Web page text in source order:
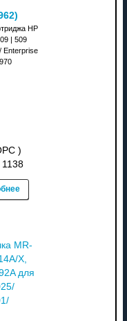
)
HP
| 509
Enterprise
)
1138
MR-
X,
для